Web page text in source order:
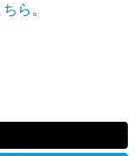
ちら 。